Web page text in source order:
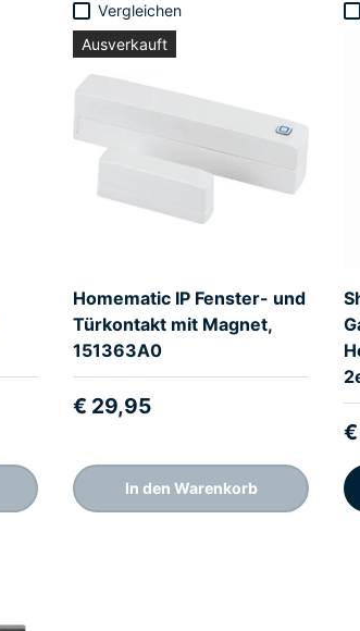
Vergleichen
Ausverkauft
Homematic IP Fenster- und
Türkontakt mit Magnet,
151363A0
€ 29,95
In den Warenkorb